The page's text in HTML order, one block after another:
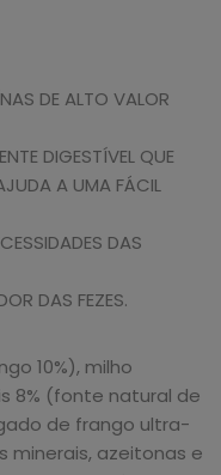
DE ALTO VALOR
DIGESTÍVEL QUE
A UMA FÁCIL
DAS
DAS FEZES.
10%), milho
8% (fonte natural de
de frango ultra-
minerais, azeitonas e